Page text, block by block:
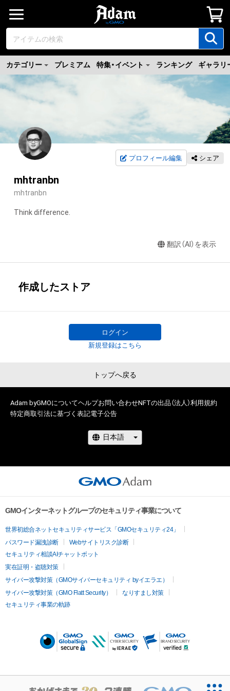
カテゴリー プレミアム 特集・イベント ランキング ギャラリ
プロフィール編集 シェア
mhtranbn
mhtranbn
Think difference.
翻訳（AI）を表示
作成したストア
ログイン
新規登録はこちら
トップへ戻る
Adam byGMOについてヘルプお問い合わせNFTの出品（法人）利用規約
特定商取引法に基づく表記電子公告
GMOインターネットグループのセキュリティ事業について
世界初総合ネットセキュリティサービス「GMOセキュリティ24」
パスワード漏洩診断
Webサイトリスク診断
セキュリティ相談AIチャットボット
実在証明・盗聴対策
サイバー攻撃対策（GMOサイバーセキュリティ byイエラエ）
サイバー攻撃対策（GMO Flatt Security）
なりすまし対策
セキュリティ事業の軌跡